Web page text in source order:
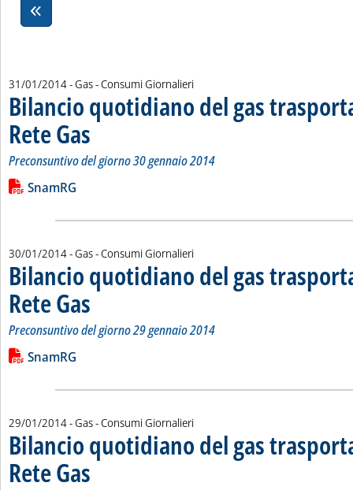
31/01/2014- Gas - Consumi Giornalieri
Bilancio quotidiano del gas
Rete Gas . Sottotitolo: Preconsuntivo del giorno 30 gennaio 2014
. Pubblicata venerdì 31 gennaio 2014 alle 14.50.
Preconsuntivo del giorno 30 gennaio 2014
Leggi tutta la notizia: 'Bilancio quotidiano del gas
Lista allegati PDF alla notizia
SnamRG
30/01/2014- Gas - Consumi Giornalieri
Bilancio quotidiano del gas
Rete Gas . Sottotitolo: Preconsuntivo del giorno 29 gennaio 2014
. Pubblicata giovedì 30 gennaio 2014 alle 14.29.
Preconsuntivo del giorno 29 gennaio 2014
Leggi tutta la notizia: 'Bilancio quotidiano del gas
Lista allegati PDF alla notizia
SnamRG
29/01/2014- Gas - Consumi Giornalieri
Bilancio quotidiano del gas
Rete Gas . Sottotitolo: Preconsuntivo del giorno 28 gennaio 2014
. Pubblicata mercoledì 29 gennaio 2014 alle 14.53.